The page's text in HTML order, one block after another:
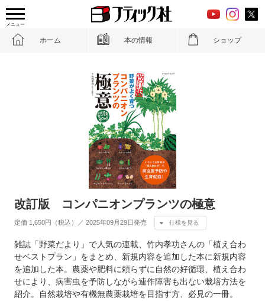
メニュー
ホーム 本の情報 ショップ
改訂版 コンパニオンプランツの極意
定価 1,650円（税込）／ 2025年09月29日発売 仕様を見る
雑誌「野菜だより」で人気の連載、竹内孝功さんの「植え合わ
せベストプラン」をまとめ、新規内容を追加した本に新規内容
を追加した本。農薬や肥料に頼らずに自然の好循環、植え合わ
せにより、病害虫を予防しながら連作障害も出ない栽培方法を
紹介。自然栽培や有機無農薬栽培を目指す方、必見の一冊。